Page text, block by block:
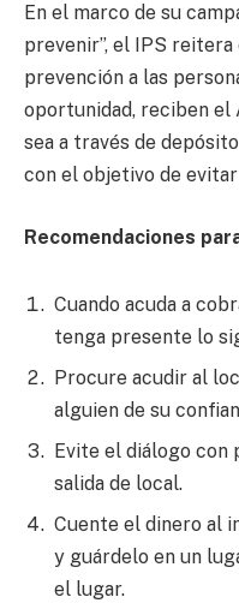
En el marco de su
prevenir”, el IPS
prevención a las
oportunidad, reciben el
sea a través de
con el objetivo de
Recomendaciones
Cuando acuda a
tenga presente lo
Procure acudir al
alguien de su
Evite el diálogo con
salida de local.
Cuente el dinero al
y guárdelo en un
el lugar.